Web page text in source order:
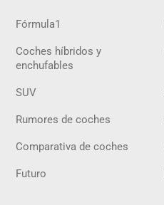
Fórmula1
Coches híbridos y
enchufables
SUV
Rumores de coches
Comparativa de coches
Futuro